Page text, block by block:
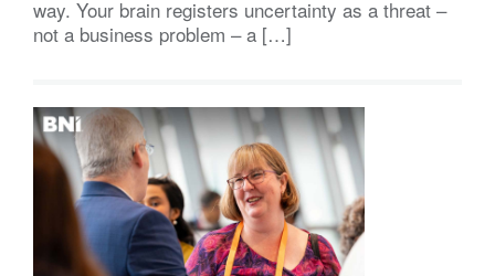
way. Your brain registers uncertainty as a threat –
not a business problem – a […]